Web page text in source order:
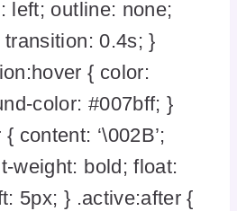
left; outline: none;
0.4s; }
{ color:
color: #007bff; }
content: ‘\002B’;
weight: bold; float:
5px; } .active:after {